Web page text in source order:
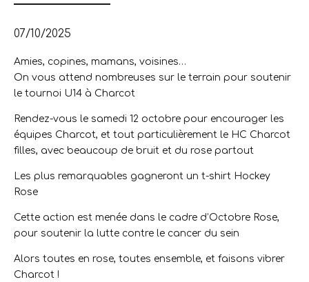
07/10/2025
Amies, copines, mamans, voisines…
On vous attend nombreuses sur le terrain pour soutenir
le tournoi U14 à Charcot
Rendez-vous le samedi 12 octobre pour encourager les
équipes Charcot, et tout particulièrement le HC Charcot
filles, avec beaucoup de bruit et du rose partout
Les plus remarquables gagneront un t-shirt Hockey
Rose
Cette action est menée dans le cadre d’Octobre Rose,
pour soutenir la lutte contre le cancer du sein
Alors toutes en rose, toutes ensemble, et faisons vibrer
Charcot !